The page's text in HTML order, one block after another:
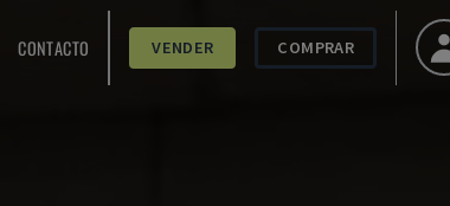
CONTACTO VENDER COMPRAR